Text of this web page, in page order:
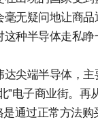
无疑问地让商品
种半导体走私睁
尖端半导体，主
”电子商业街。再
通过正常方法购